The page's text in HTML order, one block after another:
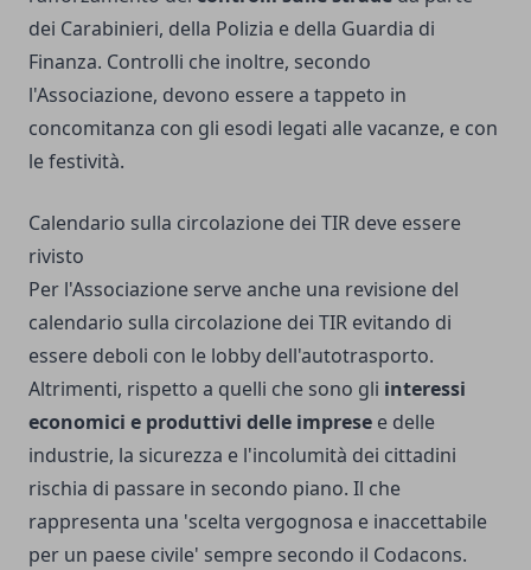
dei Carabinieri, della Polizia e della Guardia di
Finanza. Controlli che inoltre, secondo
l'Associazione, devono essere a tappeto in
concomitanza con gli esodi legati alle vacanze, e con
le festività.
Calendario sulla circolazione dei TIR deve essere
rivisto
Per l'Associazione serve anche una revisione del
calendario sulla circolazione dei TIR evitando di
essere deboli con le lobby dell'autotrasporto.
Altrimenti, rispetto a quelli che sono gli interessi
economici e produttivi delle imprese e delle
industrie, la sicurezza e l'incolumità dei cittadini
rischia di passare in secondo piano. Il che
rappresenta una 'scelta vergognosa e inaccettabile
per un paese civile' sempre secondo il Codacons.